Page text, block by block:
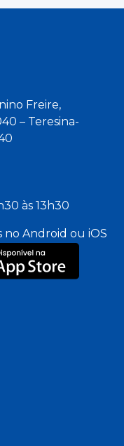
Freire,
– Teresina-
às 13h30
no Android ou iOS